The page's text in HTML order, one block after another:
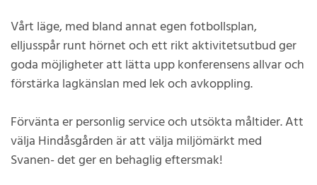
Vårt läge, med bland annat egen fotbollsplan,
elljusspår runt hörnet och ett rikt aktivitetsutbud ger
goda möjligheter att lätta upp konferensens allvar och
förstärka lagkänslan med lek och avkoppling.
Förvänta er personlig service och utsökta måltider. Att
välja Hindåsgården är att välja miljömärkt med
Svanen- det ger en behaglig eftersmak!